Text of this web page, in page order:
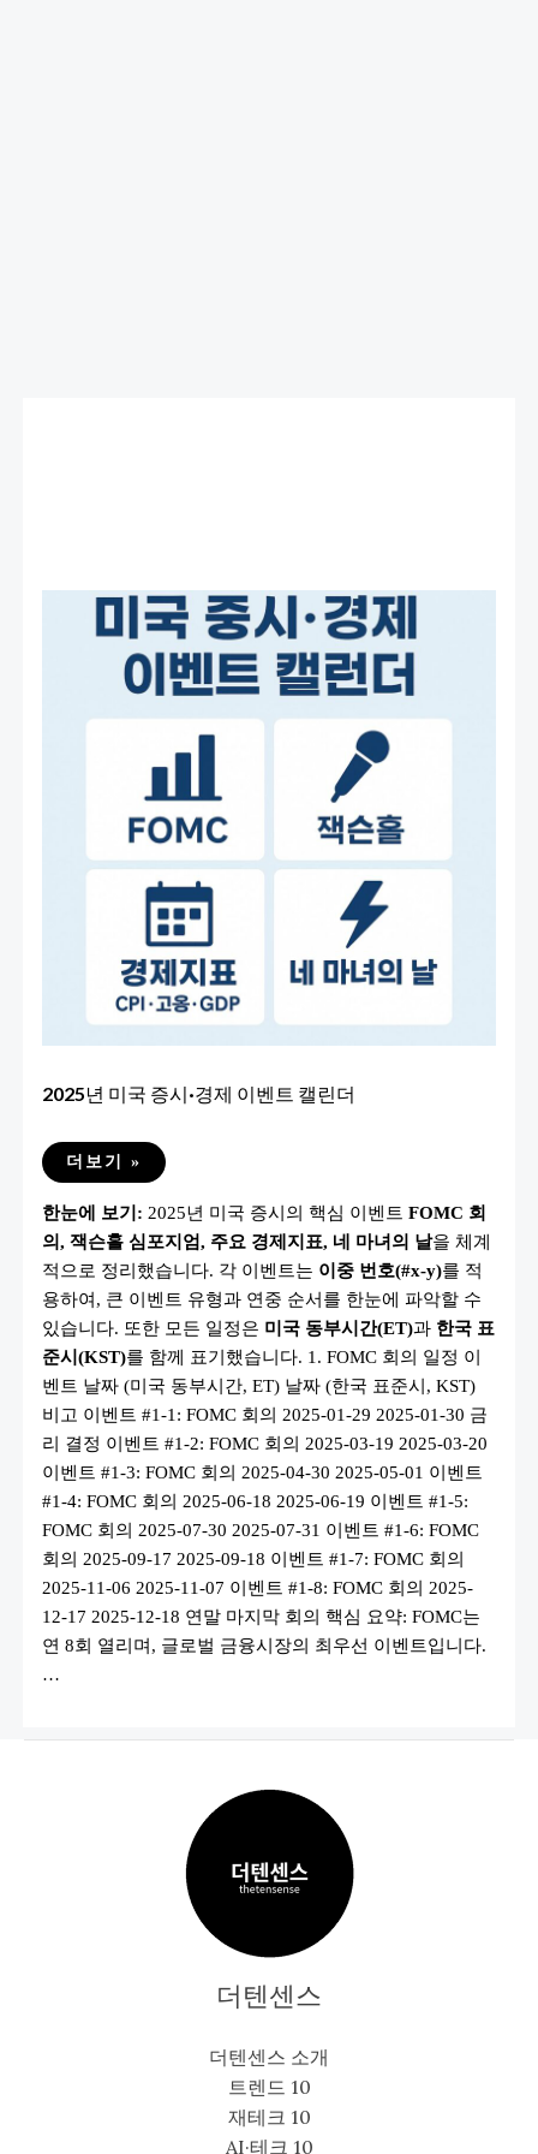
2025년 미국 증시·경제 이벤트 캘린더
2025
국
시
·
경
제
이
벤
트
캘
린
더
더보기 »
한눈에 보기: 2025년 미국 증시의 핵심 이벤트 FOMC 회
의, 잭슨홀 심포지엄, 주요 경제지표, 네 마녀의 날을 체계
적으로 정리했습니다. 각 이벤트는 이중 번호(#x-y)를 적
용하여, 큰 이벤트 유형과 연중 순서를 한눈에 파악할 수
있습니다. 또한 모든 일정은 미국 동부시간(ET)과 한국 표
준시(KST)를 함께 표기했습니다. 1. FOMC 회의 일정 이
벤트 날짜 (미국 동부시간, ET) 날짜 (한국 표준시, KST)
비고 이벤트 #1-1: FOMC 회의 2025-01-29 2025-01-30 금
리 결정 이벤트 #1-2: FOMC 회의 2025-03-19 2025-03-20
이벤트 #1-3: FOMC 회의 2025-04-30 2025-05-01 이벤트
#1-4: FOMC 회의 2025-06-18 2025-06-19 이벤트 #1-5:
FOMC 회의 2025-07-30 2025-07-31 이벤트 #1-6: FOMC
회의 2025-09-17 2025-09-18 이벤트 #1-7: FOMC 회의
2025-11-06 2025-11-07 이벤트 #1-8: FOMC 회의 2025-
12-17 2025-12-18 연말 마지막 회의 핵심 요약: FOMC는
연 8회 열리며, 글로벌 금융시장의 최우선 이벤트입니다.
…
더텐센스
더텐센스 소개
트렌드 10
재테크 10
AI·테크 10